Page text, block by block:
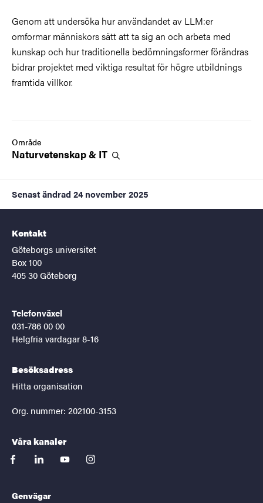
Genom att undersöka hur användandet av LLM:er
omformar människors sätt att ta sig an och arbeta med
kunskap och hur traditionella bedömningsformer förändras
bidrar projektet med viktiga resultat för högre utbildnings
framtida villkor.
Område
Naturvetenskap & IT
Senast ändrad 24 november 2025
Kontakt
Göteborgs universitet
Box 100
405 30 Göteborg
Telefonväxel
031-786 00 00
Helgfria vardagar 8-16
Besöksadress
Hitta organisation
Org. nummer: 202100-3153
Våra kanaler
facebooklinkedinyoutubeinstagram
Genvägar